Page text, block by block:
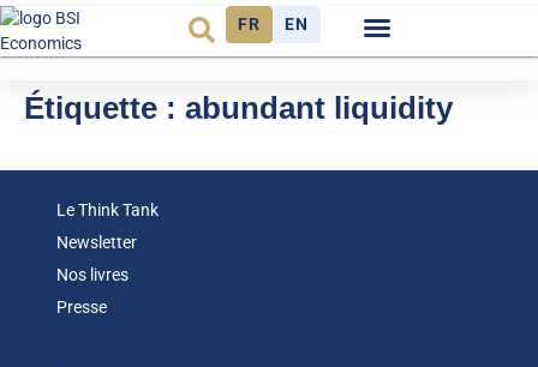
FR EN
Étiquette : abundant liquidity
Le Think Tank
Newsletter
Nos livres
Presse